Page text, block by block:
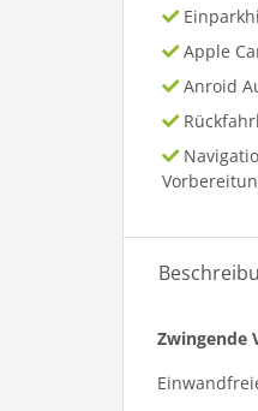
Apple
Anroid
Zwingende